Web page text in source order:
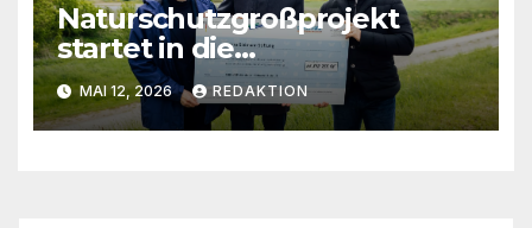
Naturschutzgroßprojekt
startet in die
Umsetzungsphase
MAI 12, 2026 REDAKTION